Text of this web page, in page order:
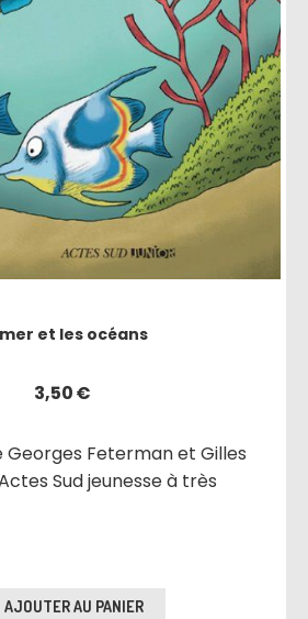
et les océans
3,50€
Georges Feterman et Gilles
Sud jeunesse à très
AJOUTER AU PANIER